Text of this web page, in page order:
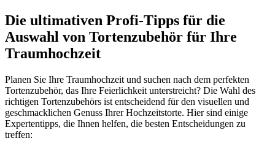
Die ultimativen Profi-Tipps für die
Auswahl von Tortenzubehör für Ihre
Traumhochzeit
Planen Sie Ihre Traumhochzeit und suchen nach dem perfekten
Tortenzubehör, das Ihre Feierlichkeit unterstreicht? Die Wahl des
richtigen Tortenzubehörs ist entscheidend für den visuellen und
geschmacklichen Genuss Ihrer Hochzeitstorte. Hier sind einige
Expertentipps, die Ihnen helfen, die besten Entscheidungen zu
treffen: